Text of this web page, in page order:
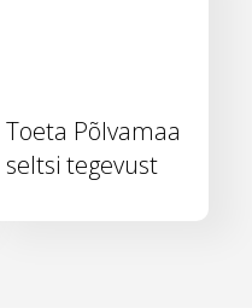
Toeta Põlvamaa
seltsi tegevust